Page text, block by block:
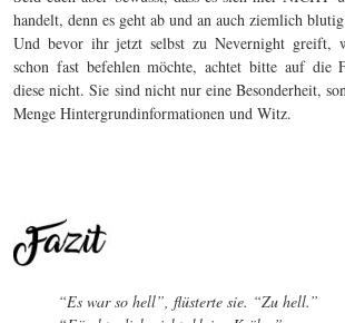
handelt, denn es geht ab und an auch ziemlich
Und bevor ihr jetzt selbst zu Nevernight greift,
schon fast befehlen möchte, achtet bitte auf die
diese nicht. Sie sind nicht nur eine Besonderheit,
Menge Hintergrundinformationen und Witz.
“Es war so hell”, flüsterte sie. “Zu hell.”